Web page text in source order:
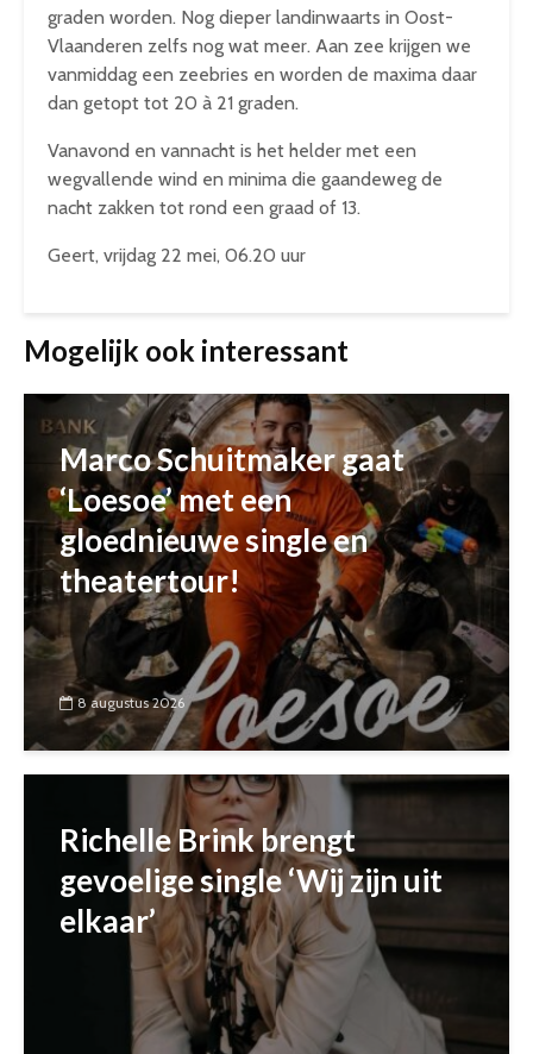
graden worden. Nog dieper landinwaarts in Oost-
Vlaanderen zelfs nog wat meer. Aan zee krijgen we
vanmiddag een zeebries en worden de maxima daar
dan getopt tot 20 à 21 graden.
Vanavond en vannacht is het helder met een
wegvallende wind en minima die gaandeweg de
nacht zakken tot rond een graad of 13.
Geert, vrijdag 22 mei, 06.20 uur
Mogelijk ook interessant
Marco Schuitmaker gaat
‘Loesoe’ met een
gloednieuwe single en
theatertour!
8 augustus 2026
Richelle Brink brengt
gevoelige single ‘Wij zijn uit
elkaar’